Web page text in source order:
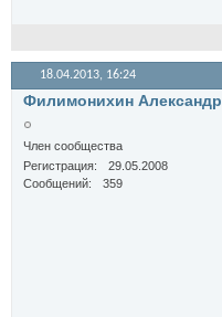
18.04.2013, 16:24
Филимонихин Александр
Член сообщества
Регистрация
29.05.2008
Сообщений
359